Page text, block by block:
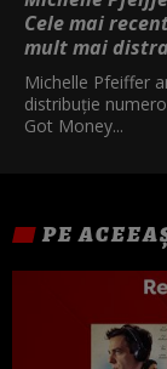
Cele mai
mult mai
Michelle Pfeiffer
distribuție
Got Money...
PE